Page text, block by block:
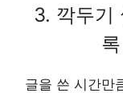
3. 깍두기
글을 쓴 시간만